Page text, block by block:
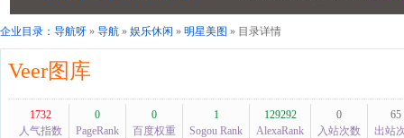
企业目录： 导航呀 » 导航 » 娱乐休闲 » 明星美图 » 目录详情
Veer图库
1732
人气指数
0
PageRank
0
百度权重
1
Sogou Rank
129292
AlexaRank
0
入站次数
65
出站